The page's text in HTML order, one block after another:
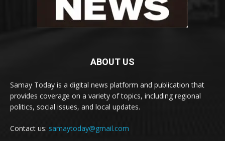
ABOUT US
Samay Today is a digital news platform and publication that
provides coverage on a variety of topics, including regional
politics, social issues, and local updates.
Contact us: samaytoday@gmail.com